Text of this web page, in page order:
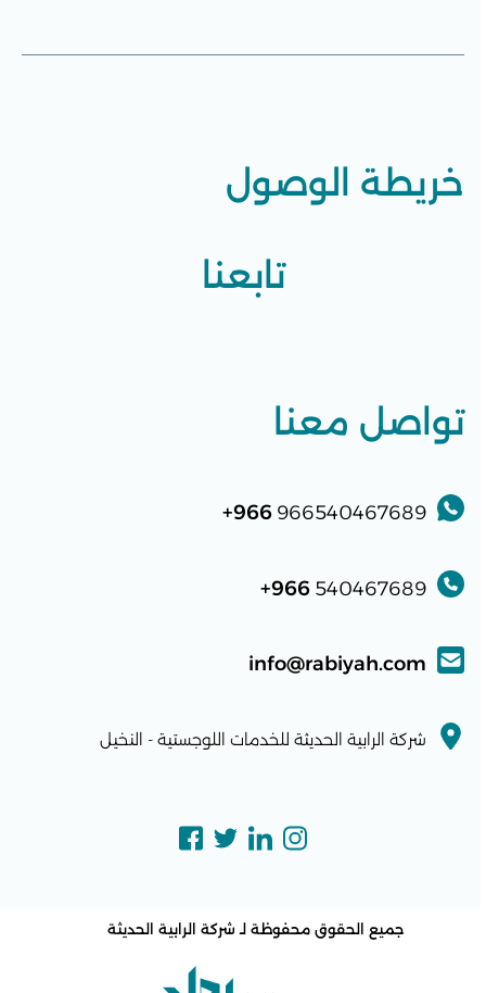
تواصل معنا
966540467689
966+
540467689
966+
info@rabiyah.com
شركة الرابية الحديثة للخدمات اللوجستية - النخيل
تابعنا
خريطة الوصول
جميع الحقوق محفوظة لـشركة الرابية الحديثة